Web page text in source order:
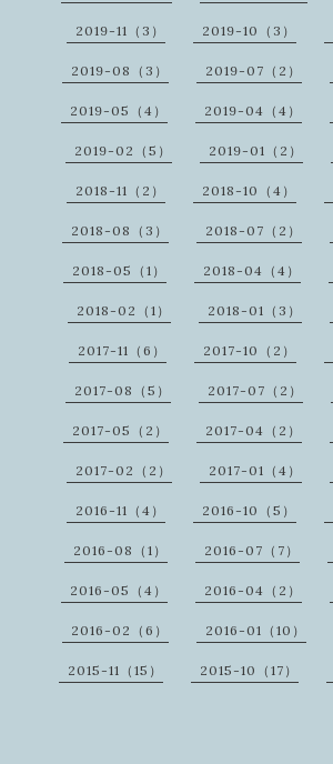
2019-11（3） 2019-10（3）
2019-08（3） 2019-07（2）
2019-05（4） 2019-04（4）
2019-02（5） 2019-01（2）
2018-11（2） 2018-10（4）
2018-08（3） 2018-07（2）
2018-05（1） 2018-04（4）
2018-02（1） 2018-01（3）
2017-11（6） 2017-10（2）
2017-08（5） 2017-07（2）
2017-05（2） 2017-04（2）
2017-02（2） 2017-01（4）
2016-11（4） 2016-10（5）
2016-08（1） 2016-07（7）
2016-05（4） 2016-04（2）
2016-02（6） 2016-01（10）
2015-11（15） 2015-10（17）